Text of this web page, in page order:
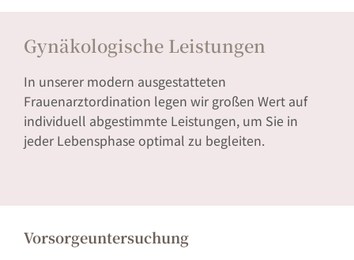
Gynäkologische Leistungen
In unserer modern ausgestatteten
Frauenarztordination legen wir großen Wert auf
individuell abgestimmte Leistungen, um Sie in
jeder Lebensphase optimal zu begleiten.
Vorsorgeuntersuchung